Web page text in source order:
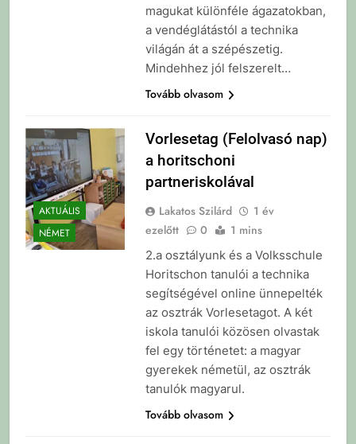
magukat különféle ágazatokban,
a vendéglátástól a technika
világán át a szépészetig.
Mindehhez jól felszerelt…
Tovább olvasom
AKTUÁLIS
NÉMET
Vorlesetag (Felolvasó nap)
a horitschoni
partneriskolával
Lakatos Szilárd
1 év
ezelőtt
0 1 mins
2.a osztályunk és a Volksschule
Horitschon tanulói a technika
segítségével online ünnepelték
az osztrák Vorlesetagot. A két
iskola tanulói közösen olvastak
fel egy történetet: a magyar
gyerekek németül, az osztrák
tanulók magyarul.
Tovább olvasom